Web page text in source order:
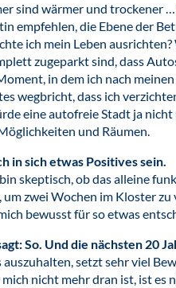
sind wärmer und trockener
empfehlen, die Ebene der
ich mein Leben ausrichten?
zugeparkt sind, dass
in dem ich nach
wegbricht, dass ich
eine autofreie Stadt ja
und Räumen.
in sich etwas Positives sein.
skeptisch, ob das alleine
zwei Wochen im Kloster
bewusst für so etwas
So. Und die nächsten 20
auszuhalten, setzt sehr viel
nicht mehr dran ist, ist es